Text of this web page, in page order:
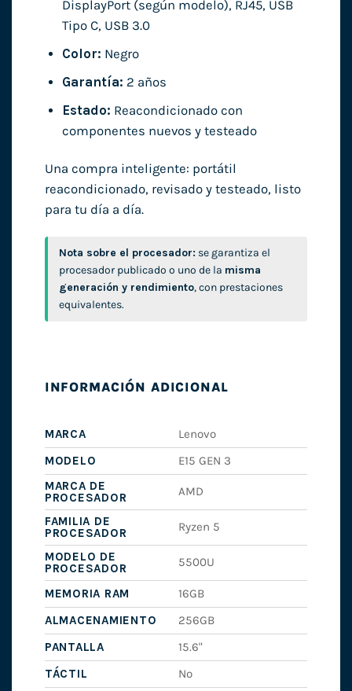
DisplayPort (según modelo), RJ45, USB
Tipo C, USB 3.0
Color: Negro
Garantía: 2 años
Estado: Reacondicionado con
componentes nuevos y testeado
Una compra inteligente: portátil
reacondicionado, revisado y testeado, listo
para tu día a día.
Nota sobre el procesador: se garantiza el
procesador publicado o uno de la misma
generación y rendimiento, con prestaciones
equivalentes.
INFORMACIÓN ADICIONAL
MARCA
Lenovo
MODELO
E15 GEN 3
MARCA DE
PROCESADOR
AMD
FAMILIA DE
PROCESADOR
Ryzen 5
MODELO DE
PROCESADOR
5500U
MEMORIA RAM
16GB
ALMACENAMIENTO
256GB
PANTALLA
15.6"
TÁCTIL
No